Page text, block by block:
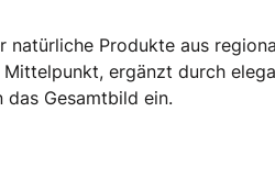
natürliche Produkte aus
ergänzt durch
Gesamtbild ein.